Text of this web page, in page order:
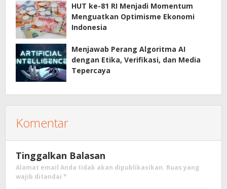
HUT ke-81 RI Menjadi Momentum
Menguatkan Optimisme Ekonomi
Indonesia
Menjawab Perang Algoritma AI
dengan Etika, Verifikasi, dan Media
Tepercaya
Komentar
Tinggalkan Balasan
Alamat email Anda tidak akan dipublikasikan. Ruas yang
wajib ditandai *